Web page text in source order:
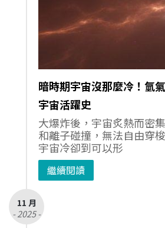
暗時期宇宙沒那麼冷！氫
宇宙活躍史
大爆炸後，宇宙炙熱而密
和離子碰撞，無法自由穿
宇宙冷卻到可以形
繼續閱讀
11 月
- 2025 -